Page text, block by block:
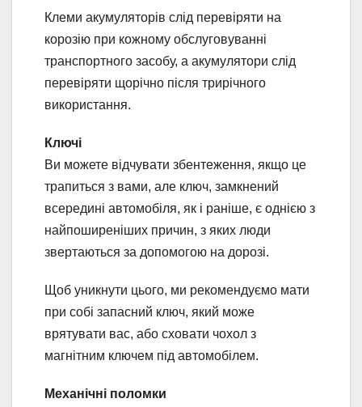
Клеми акумуляторів слід перевіряти на
корозію при кожному обслуговуванні
транспортного засобу, а акумулятори слід
перевіряти щорічно після трирічного
використання.
Ключі
Ви можете відчувати збентеження, якщо це
трапиться з вами, але ключ, замкнений
всередині автомобіля, як і раніше, є однією з
найпоширеніших причин, з яких люди
звертаються за допомогою на дорозі.
Щоб уникнути цього, ми рекомендуємо мати
при собі запасний ключ, який може
врятувати вас, або сховати чохол з
магнітним ключем під автомобілем.
Механічні поломки